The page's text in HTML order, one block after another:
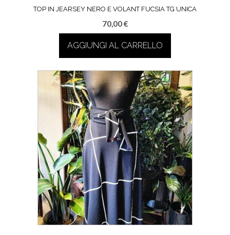
TOP IN JEARSEY NERO E VOLANT FUCSIA TG UNICA
70,00€
AGGIUNGI AL CARRELLO